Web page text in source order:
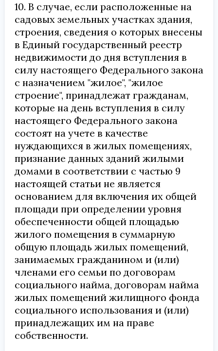
10. В случае, если расположенные на
садовых земельных участках здания,
строения, сведения о которых внесены
в Единый государственный реестр
недвижимости до дня вступления в
силу настоящего Федерального закона
с назначением "жилое", "жилое
строение", принадлежат гражданам,
которые на день вступления в силу
настоящего Федерального закона
состоят на учете в качестве
нуждающихся в жилых помещениях,
признание данных зданий жилыми
домами в соответствии с частью 9
настоящей статьи не является
основанием для включения их общей
площади при определении уровня
обеспеченности общей площадью
жилого помещения в суммарную
общую площадь жилых помещений,
занимаемых гражданином и (или)
членами его семьи по договорам
социального найма, договорам найма
жилых помещений жилищного фонда
социального использования и (или)
принадлежащих им на праве
собственности.